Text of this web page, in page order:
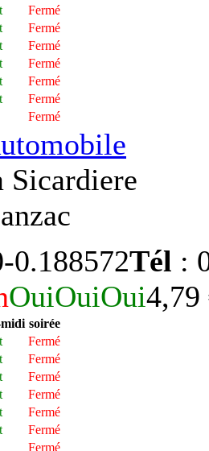
Fermé
Fermé
Fermé
Fermé
Fermé
Fermé
Fermé
Sicardiere
-0.188572Tél :
OuiOuiOui4,79
soirée
Fermé
Fermé
Fermé
Fermé
Fermé
Fermé
Fermé